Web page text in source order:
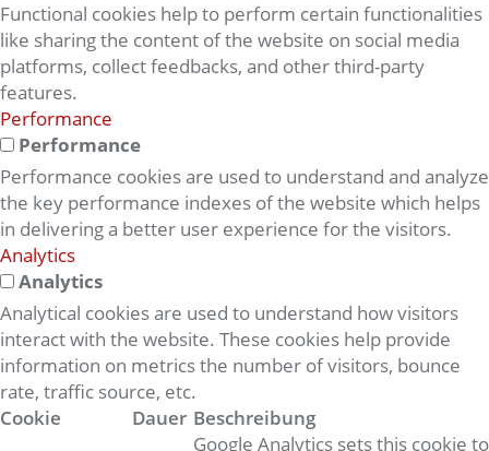
Functional cookies help to perform certain functionalities
like sharing the content of the website on social media
platforms, collect feedbacks, and other third-party
features.
Performance
Performance
Performance cookies are used to understand and analyze
the key performance indexes of the website which helps
in delivering a better user experience for the visitors.
Analytics
Analytics
Analytical cookies are used to understand how visitors
interact with the website. These cookies help provide
information on metrics the number of visitors, bounce
rate, traffic source, etc.
Cookie
Dauer Beschreibung
Google Analytics sets this cookie to